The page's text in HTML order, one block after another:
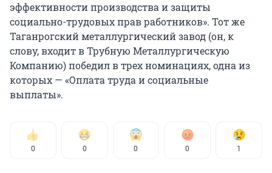
эффективности производства и защиты
социально-трудовых прав работников». Тот же
Таганрогский металлургический завод (он, к
слову, входит в Трубную Металлургическую
Компанию) победил в трех номинациях, одна из
которых — «Оплата труда и социальные
выплаты».
0 0 0 0 1